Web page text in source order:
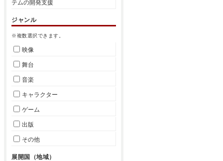
テムの開発支援
ジャンル
※複数選択できます。
映像
舞台
音楽
キャラクター
ゲーム
出版
その他
展開国（地域）